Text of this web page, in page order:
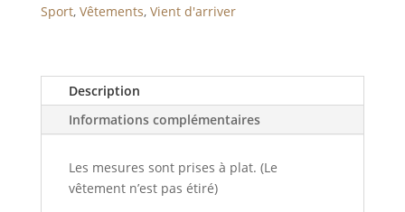
Sport, Vêtements, Vient d'arriver
Description
Informations complémentaires
Les mesures sont prises à plat. (Le
vêtement n’est pas étiré)